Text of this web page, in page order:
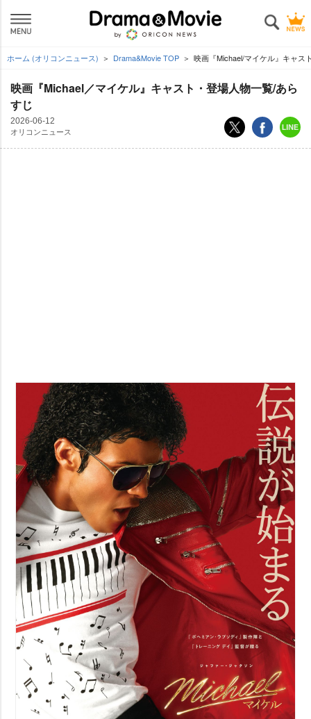
ホーム (オリコンニュース) Drama&Movie TOP 映画『Michael/マイケル』キャス
映画『Michael／マイケル』キャスト・登場人物一覧/あら
すじ
2026-06-12
オリコンニュース